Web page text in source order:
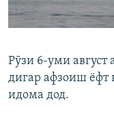
Рӯзи 6-уми
дигар афзоиш ёфт
идома дод.